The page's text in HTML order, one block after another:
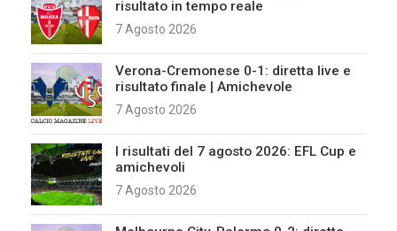
Pronostici del 20 gennaio 2023: anticipi
in Italia e in Europa
Posted by Marina Denegri- 19 Gennaio 2023
I consigli del giorno 20 gennaio 2023 sono dedicati a Serie B,
Bundesliga, Eredivisie, Ligue…